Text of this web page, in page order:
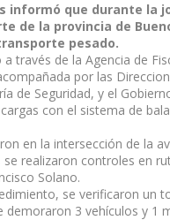
informó que durante la
de la provincia de
pesado.
través de la Agencia de
por las
de Seguridad, y el
con el sistema de
en la intersección de la
realizaron controles en
Solano.
se verificaron un
demoraron 3 vehículos y 1